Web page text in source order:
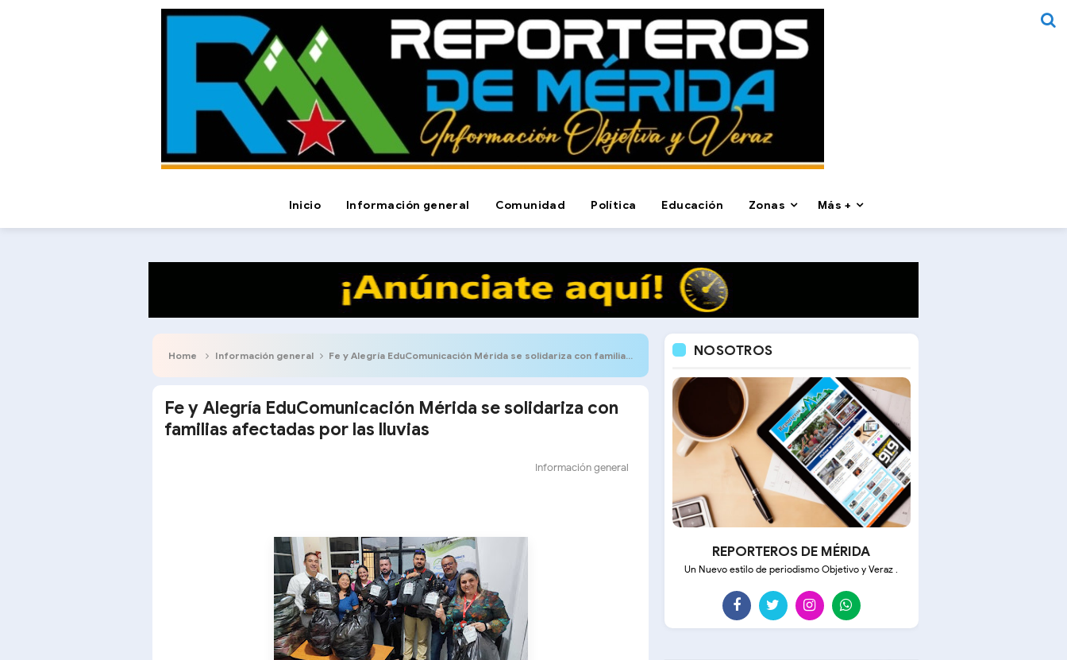
Inicio Información general Comunidad Política Educación Zonas Más +
Home Información general Fe y Alegría EduComunicación Mérida se solidariza con familias afectadas por las lluvias
Fe y Alegría EduComunicación Mérida se solidariza con
familias afectadas por las lluvias
Información general
NOSOTROS
REPORTEROS DE MÉRIDA
Un Nuevo estilo de periodismo Objetivo y Veraz .